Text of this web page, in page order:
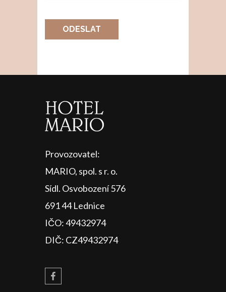
ODESLAT
Provozovatel:
MARIO, spol. s r. o.
Sídl. Osvobození 576
691 44 Lednice
IČO: 49432974
DIČ: CZ49432974